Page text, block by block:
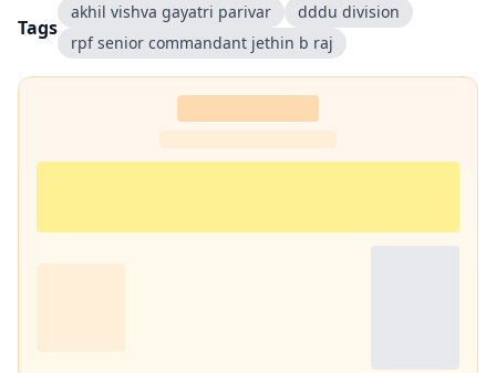
Tags
akhil vishva gayatri parivar
dddu division
rpf senior commandant jethin b raj